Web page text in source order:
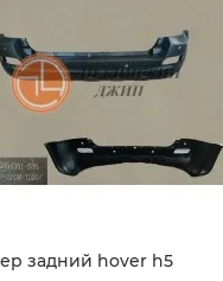
задний hover h5